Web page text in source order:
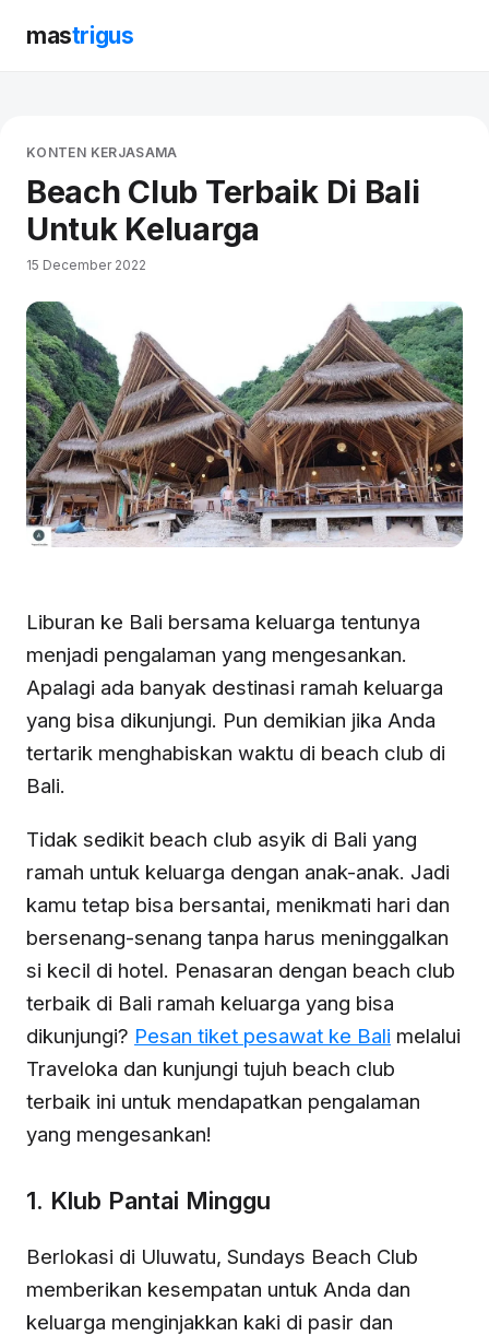
mastrigus
KONTEN KERJASAMA
Beach Club Terbaik Di Bali
Untuk Keluarga
15 December 2022
Liburan ke Bali bersama keluarga tentunya
menjadi pengalaman yang mengesankan.
Apalagi ada banyak destinasi ramah keluarga
yang bisa dikunjungi. Pun demikian jika Anda
tertarik menghabiskan waktu di beach club di
Bali.
Tidak sedikit beach club asyik di Bali yang
ramah untuk keluarga dengan anak-anak. Jadi
kamu tetap bisa bersantai, menikmati hari dan
bersenang-senang tanpa harus meninggalkan
si kecil di hotel. Penasaran dengan beach club
terbaik di Bali ramah keluarga yang bisa
dikunjungi? Pesan tiket pesawat ke Bali melalui
Traveloka dan kunjungi tujuh beach club
terbaik ini untuk mendapatkan pengalaman
yang mengesankan!
1. Klub Pantai Minggu
Berlokasi di Uluwatu, Sundays Beach Club
memberikan kesempatan untuk Anda dan
keluarga menginjakkan kaki di pasir dan